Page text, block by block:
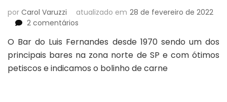
por Carol Varuzzi atualizado em 28 de fevereiro de 2022
2 comentários
do
Luiz
Fernandes
O Bar do Luis Fernandes desde 1970 sendo um dos
principais bares na zona norte de SP e com ótimos
petiscos e indicamos o bolinho de carne